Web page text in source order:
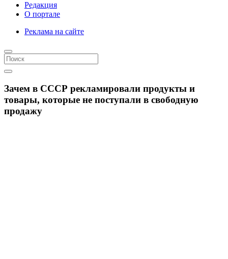
Редакция
О портале
Реклама на сайте
Зачем в СССР рекламировали продукты и
товары, которые не поступали в свободную
продажу